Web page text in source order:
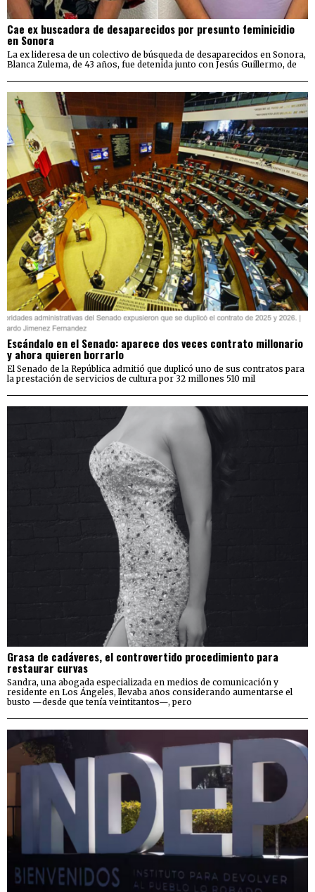
Cae ex buscadora de desaparecidos por presunto feminicidio
en Sonora
La ex lideresa de un colectivo de búsqueda de desaparecidos en Sonora,
Blanca Zulema, de 43 años, fue detenida junto con Jesús Guillermo, de
Escándalo en el Senado: aparece dos veces contrato millonario
y ahora quieren borrarlo
El Senado de la República admitió que duplicó uno de sus contratos para
la prestación de servicios de cultura por 32 millones 510 mil
Grasa de cadáveres, el controvertido procedimiento para
restaurar curvas
Sandra, una abogada especializada en medios de comunicación y
residente en Los Ángeles, llevaba años considerando aumentarse el
busto —desde que tenía veintitantos—, pero